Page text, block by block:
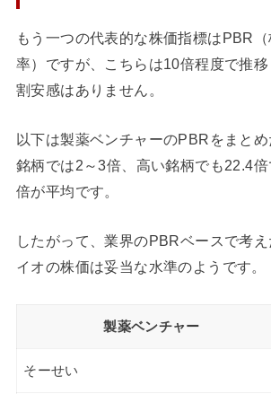
もう一つの代表的な株価指標はPBR
率）ですが、こちらは10倍程度で推
割安感はありません。
以下は製薬ベンチャーのPBRをまと
銘柄では2～3倍、高い銘柄でも22.4
倍が平均です。
したがって、業界のPBRベースで考
イオの株価は妥当な水準のようです。
製薬ベンチャー
そーせい